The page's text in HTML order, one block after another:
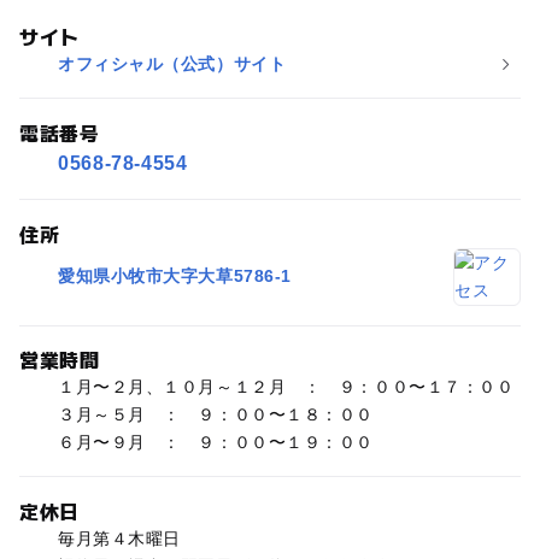
サイト
オフィシャル（公式）サイト
電話番号
0568-78-4554
住所
愛知県小牧市大字大草5786-1
営業時間
１月〜２月、１０月～１２月 ： ９：００〜１７：００
３月～５月 ： ９：００〜１８：００
６月〜９月 ： ９：００〜１９：００
定休日
毎月第４木曜日